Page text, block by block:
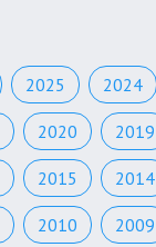
2025 2024
2020 2019
2015 2014
2010 2009